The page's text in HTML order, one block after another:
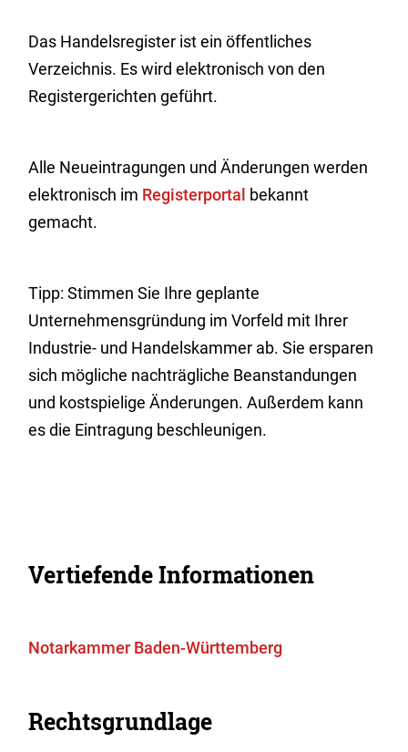
Das Handelsregister ist ein öffentliches
Verzeichnis. Es wird elektronisch von den
Registergerichten geführt.
Alle Neueintragungen und Änderungen werden
elektronisch im Registerportal bekannt
gemacht.
Tipp: Stimmen Sie Ihre geplante
Unternehmensgründung im Vorfeld mit Ihrer
Industrie- und Handelskammer ab. Sie ersparen
sich mögliche nachträgliche Beanstandungen
und kostspielige Änderungen. Außerdem kann
es die Eintragung beschleunigen.
Vertiefende Informationen
Notarkammer Baden-Württemberg
Rechtsgrundlage